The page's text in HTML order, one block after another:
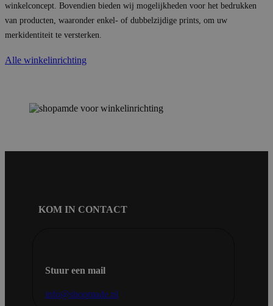
winkelconcept. Bovendien bieden wij mogelijkheden voor het bedrukken
van producten, waaronder enkel- of dubbelzijdige prints, om uw
merkidentiteit te versterken.
Alle winkelinrichting
KOM IN CONTACT
Stuur een mail
info@shopmade.nl